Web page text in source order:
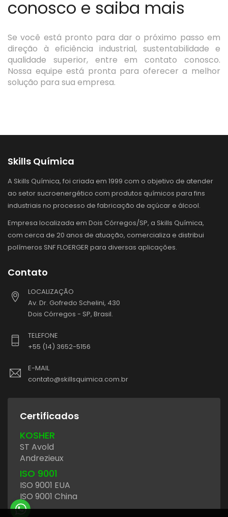
conosco e saiba mais
Se você está pronto para dar o próximo passo em
direção à eficiência industrial, sustentabilidade e
qualidade superior, entre em contato conosco.
Nossa equipe está pronta para oferecer a melhor
solução para sua empresa.
Skills Química
A Skills Química, foi criada em 1999 com o objetivo de atender
ao setor sucroenergético com produtos químicos para fins
industriais no processo de fabricação de açúcar e álcool.
Empresa localizada em Dois Córregos/SP, a Skills Química,
com cerca de 20 anos de atuação, comercializa e distribui
polímeros SNF FLOERGER para diversas aplicações.
Contato
LOCALIZAÇÃO
Av. Dr. Gofredo Schelini, 430
Dois Córregos - SP, Brasil.
TELEFONE
+55 (14) 3652-5156
E-MAIL
contato@skillsquimica.com.br
Certificados
KOSHER
ST Avold
Andrezieux
ISO 9001
ISO 9001 EUA
ISO 9001 China